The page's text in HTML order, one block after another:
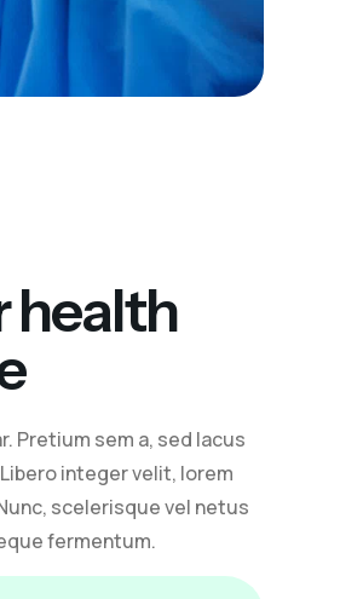
health
Pretium sem a, sed lacus
integer velit, lorem
scelerisque vel netus
fermentum.